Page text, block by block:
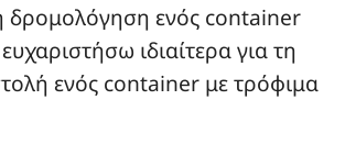
δρομολόγηση ενός container
ιδιαίτερα για τη
ενός container με τρόφιμα